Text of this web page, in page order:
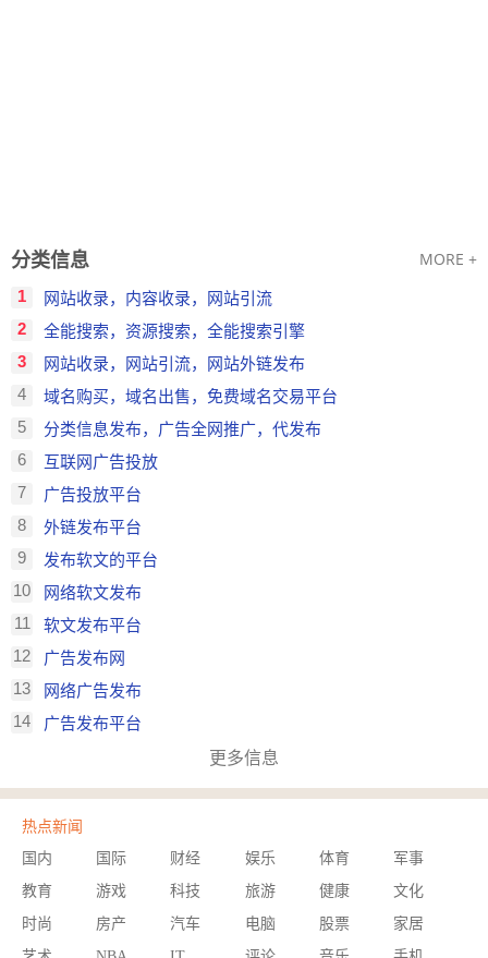
分类信息 MORE +
1 网站收录，内容收录，网站引流
2 全能搜索，资源搜索，全能搜索引擎
3 网站收录，网站引流，网站外链发布
4 域名购买，域名出售，免费域名交易平台
5 分类信息发布，广告全网推广，代发布
6 互联网广告投放
7 广告投放平台
8 外链发布平台
9 发布软文的平台
10 网络软文发布
11 软文发布平台
12 广告发布网
13 网络广告发布
14 广告发布平台
更多信息
热点新闻
国内 国际 财经 娱乐 体育
军事
教育
游戏 科技 旅游 健康
文化
时尚
房产 汽车 电脑 股票
家居